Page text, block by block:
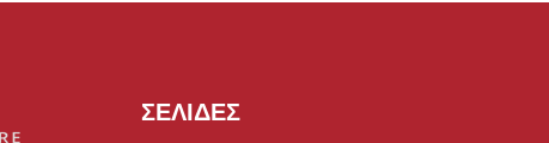
ΣΕΛΙΔΕΣ